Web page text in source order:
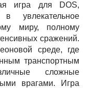
игра для DOS,
увлекательное
миру, полному
сражений.
среде, где
транспортным
сложные
врагами. Игра